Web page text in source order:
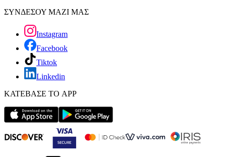
ΣΥΝΔΕΣΟΥ ΜΑΖΙ ΜΑΣ
Instagram
Facebook
Tiktok
Linkedin
ΚΑΤΕΒΑΣΕ ΤΟ APP